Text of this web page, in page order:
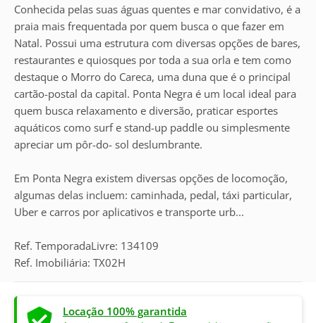
Conhecida pelas suas águas quentes e mar convidativo, é a
praia mais frequentada por quem busca o que fazer em
Natal. Possui uma estrutura com diversas opções de bares,
restaurantes e quiosques por toda a sua orla e tem como
destaque o Morro do Careca, uma duna que é o principal
cartão-postal da capital. Ponta Negra é um local ideal para
quem busca relaxamento e diversão, praticar esportes
aquáticos como surf e stand-up paddle ou simplesmente
apreciar um pôr-do- sol deslumbrante.
Em Ponta Negra existem diversas opções de locomoção,
algumas delas incluem: caminhada, pedal, táxi particular,
Uber e carros por aplicativos e transporte urb...
Ref. TemporadaLivre: 134109
Ref. Imobiliária: TX02H
Locação 100% garantida